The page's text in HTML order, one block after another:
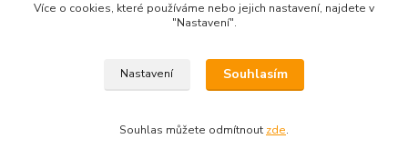
© Copyright 2026 - DK FISHING s.r.o.
Více o cookies, které používáme nebo jejich nastavení, najdete v
"Nastavení".
Nastavení Souhlasím
Souhlas můžete odmítnout zde.